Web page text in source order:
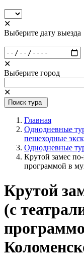
✕
Выберите дату выезда
✕
Выберите город
✕
Поиск тура
Главная
Однодневные
пешеходные
Однодневные
Крутой замес
программой в
Крутой
(с